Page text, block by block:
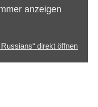
anzeigen
Russians“ direkt öffnen